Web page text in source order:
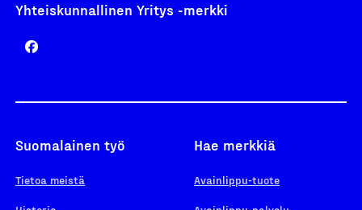
Yhteiskunnallinen Yritys -merkki
Suomalainen työ
Tietoa meistä
Hae merkkiä
Avainlippu-tuote